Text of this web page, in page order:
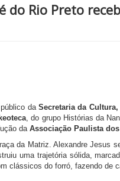
do Rio Preto
da Secretaria da
, do grupo Histórias da
da Associação Paulista
da Matriz. Alexandre Jesus
uma trajetória sólida,
do forró, fazendo de